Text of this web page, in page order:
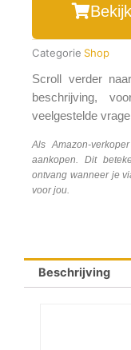
Categorie Shop
Scroll verder
beschrijving,
veelgestelde
Als Amazon-
aankopen. Dit
ontvang wanneer je
voor jou.
Beschrijving